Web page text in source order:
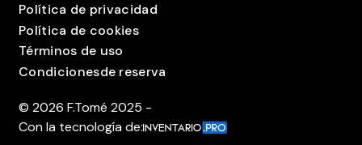
Política de privacidad
Política de cookies
Términos de uso
Condicionesde reserva
© 2026 F.Tomé 2025 -
Con la tecnología de: